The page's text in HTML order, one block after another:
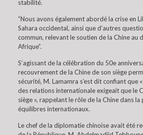
stabilité.
”Nous avons également abordé la crise en
Sahara occidental, ainsi que d’autres
commun, relevant le soutien de la Chine au
Afrique”.
S’agissant de la célébration du 50e
recouvrement de la Chine de son siège
sécurité, M. Lamamra s’est dit confiant que
des relations internationale exigeait que le
siège », rappelant le rôle de la Chine dans
équilibres internationaux.
Le chef de la diplomatie chinoise avait été